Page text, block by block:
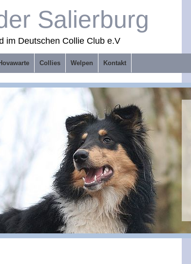
Salierburg
im Deutschen Collie Club e.V
Collies Welpen Kontakt